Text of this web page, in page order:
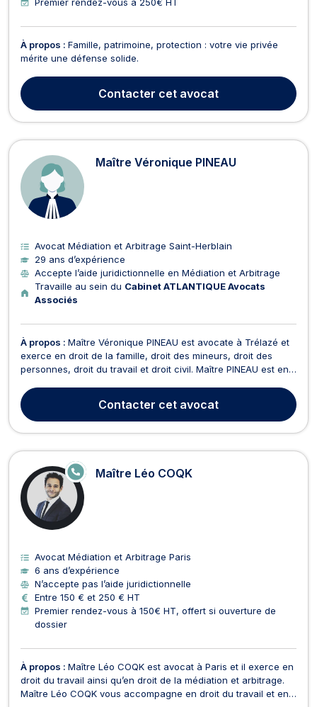
Premier rendez-vous à 250€ HT
À propos : Famille, patrimoine, protection : votre vie privée
mérite une défense solide.
Contacter cet avocat
Maître Véronique PINEAU
Avocat Médiation et Arbitrage Saint-Herblain
29 ans d’expérience
Accepte l’aide juridictionnelle en Médiation et Arbitrage
Travaille au sein du Cabinet ATLANTIQUE Avocats
Associés
À propos : Maître Véronique PINEAU est avocate à Trélazé et
exerce en droit de la famille, droit des mineurs, droit des
personnes, droit du travail et droit civil. Maître PINEAU est en
famille en cas de divorce à l’amiable ou contentieux, de
changement de nom, de constituti...
Contacter cet avocat
Maître Léo COQK
E
N
LI
G
N
E
Avocat Médiation et Arbitrage Paris
6 ans d’expérience
N’accepte pas l’aide juridictionnelle
Entre 150 € et 250 € HT
Premier rendez-vous à 150€ HT, offert si ouverture de
dossier
À propos : Maître Léo COQK est avocat à Paris et il exerce en
droit du travail ainsi qu’en droit de la médiation et arbitrage.
Maître Léo COQK vous accompagne en droit du travail et en